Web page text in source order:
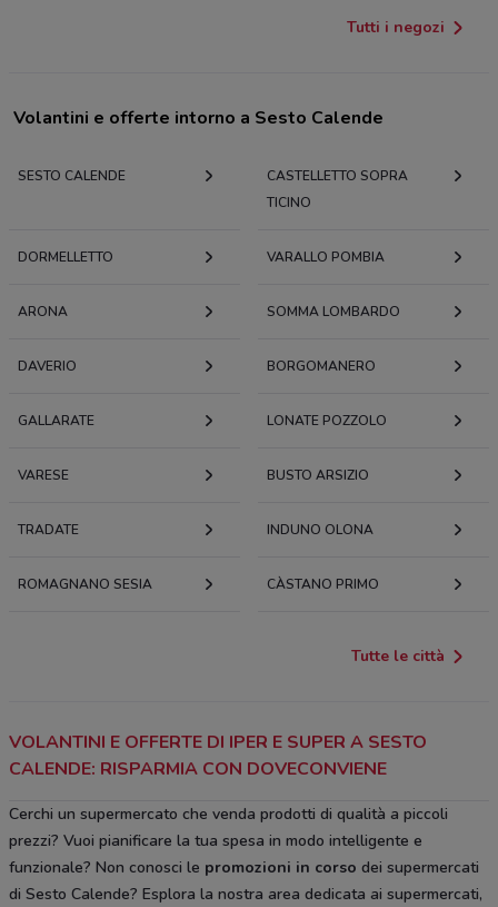
Tutti i negozi
Volantini e offerte intorno a Sesto Calende
SESTO CALENDE
CASTELLETTO SOPRA
TICINO
DORMELLETTO VARALLO POMBIA
ARONA SOMMA LOMBARDO
DAVERIO BORGOMANERO
GALLARATE LONATE POZZOLO
VARESE BUSTO ARSIZIO
TRADATE INDUNO OLONA
ROMAGNANO SESIA CÀSTANO PRIMO
Tutte le città
VOLANTINI E OFFERTE DI IPER E SUPER A SESTO
CALENDE: RISPARMIA CON DOVECONVIENE
Cerchi un supermercato che venda prodotti di qualità a piccoli
prezzi? Vuoi pianificare la tua spesa in modo intelligente e
funzionale? Non conosci le promozioni in corso dei supermercati
di Sesto Calende? Esplora la nostra area dedicata ai supermercati,